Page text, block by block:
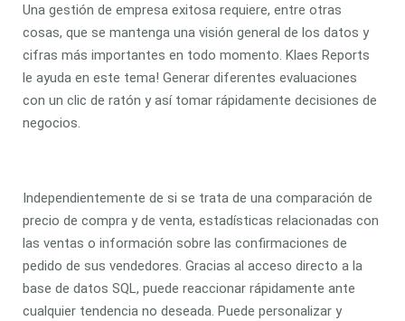
Una gestión de empresa exitosa requiere, entre otras
cosas, que se mantenga una visión general de los datos y
cifras más importantes en todo momento. Klaes Reports
le ayuda en este tema! Generar diferentes evaluaciones
con un clic de ratón y así tomar rápidamente decisiones de
negocios.
Independientemente de si se trata de una comparación de
precio de compra y de venta, estadísticas relacionadas con
las ventas o información sobre las confirmaciones de
pedido de sus vendedores. Gracias al acceso directo a la
base de datos SQL, puede reaccionar rápidamente ante
cualquier tendencia no deseada. Puede personalizar y